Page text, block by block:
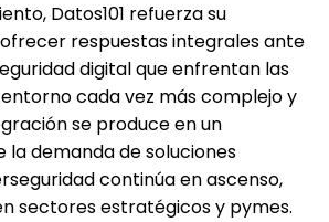
Datos101 refuerza su
respuestas integrales ante
digital que enfrentan las
cada vez más complejo y
se produce en un
la demanda de soluciones
continúa en ascenso,
sectores estratégicos y pymes.